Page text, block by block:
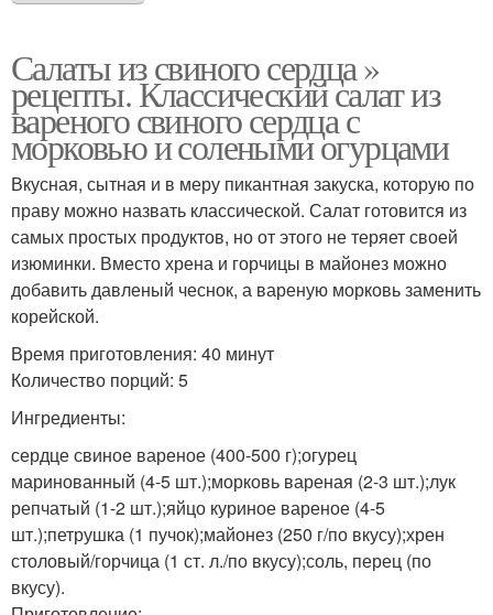
Салаты из свиного сердца »
рецепты. Классический салат из
вареного свиного сердца с
морковью и солеными огурцами
Вкусная, сытная и в меру пикантная закуска, которую по
праву можно назвать классической. Салат готовится из
самых простых продуктов, но от этого не теряет своей
изюминки. Вместо хрена и горчицы в майонез можно
добавить давленый чеснок, а вареную морковь заменить
корейской.
Время приготовления: 40 минут
Количество порций: 5
Ингредиенты:
сердце свиное вареное (400-500 г);огурец
маринованный (4-5 шт.);морковь вареная (2-3 шт.);лук
репчатый (1-2 шт.);яйцо куриное вареное (4-5
шт.);петрушка (1 пучок);майонез (250 г/по вкусу);хрен
столовый/горчица (1 ст. л./по вкусу);соль, перец (по
вкусу).